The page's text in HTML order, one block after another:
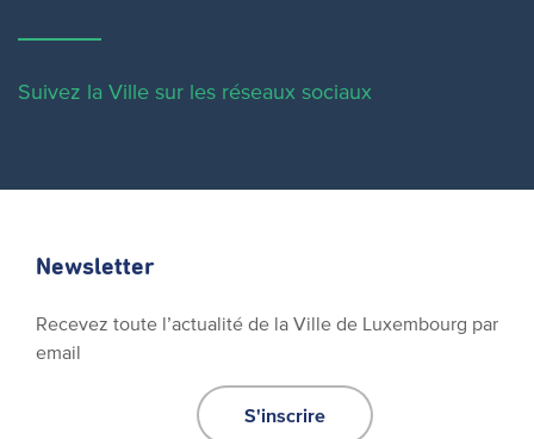
Suivez la Ville sur les réseaux sociaux
Newsletter
Recevez toute l’actualité de la Ville de Luxembourg par
email
S'inscrire